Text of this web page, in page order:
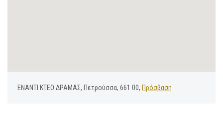
ΕΝΑΝΤΙ ΚΤΕΟ ΔΡΑΜΑΣ, Πετρούσσα, 661 00, Πρόσβαση